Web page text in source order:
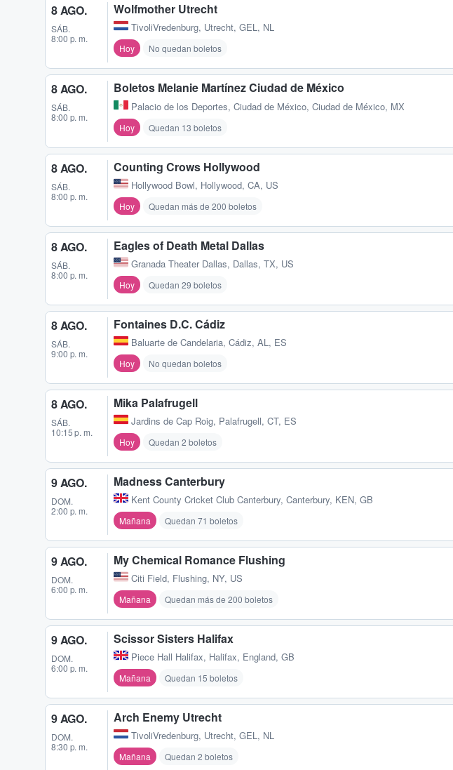
8 AGO.
SÁB.
8:00 p. m.
Wolfmother Utrecht
TivoliVredenburg, Utrecht, GEL, NL
Hoy No quedan boletos
8 AGO.
SÁB.
8:00 p. m.
Boletos Melanie Martínez Ciudad de México
Palacio de los Deportes, Ciudad de México, Ciudad de México, MX
Hoy Quedan 13 boletos
8 AGO.
SÁB.
8:00 p. m.
Counting Crows Hollywood
Hollywood Bowl, Hollywood, CA, US
Hoy Quedan más de 200 boletos
8 AGO.
SÁB.
8:00 p. m.
Eagles of Death Metal Dallas
Granada Theater Dallas, Dallas, TX, US
Hoy Quedan 29 boletos
8 AGO.
SÁB.
9:00 p. m.
Fontaines D.C. Cádiz
Baluarte de Candelaria, Cádiz, AL, ES
Hoy No quedan boletos
8 AGO.
SÁB.
10:15 p. m.
Mika Palafrugell
Jardins de Cap Roig, Palafrugell, CT, ES
Hoy Quedan 2 boletos
9 AGO.
DOM.
2:00 p. m.
Madness Canterbury
Kent County Cricket Club Canterbury, Canterbury, KEN, GB
Mañana Quedan 71 boletos
9 AGO.
DOM.
6:00 p. m.
My Chemical Romance Flushing
Citi Field, Flushing, NY, US
Mañana Quedan más de 200 boletos
9 AGO.
DOM.
6:00 p. m.
Scissor Sisters Halifax
Piece Hall Halifax, Halifax, England, GB
Mañana Quedan 15 boletos
9 AGO.
DOM.
8:30 p. m.
Arch Enemy Utrecht
TivoliVredenburg, Utrecht, GEL, NL
Mañana Quedan 2 boletos